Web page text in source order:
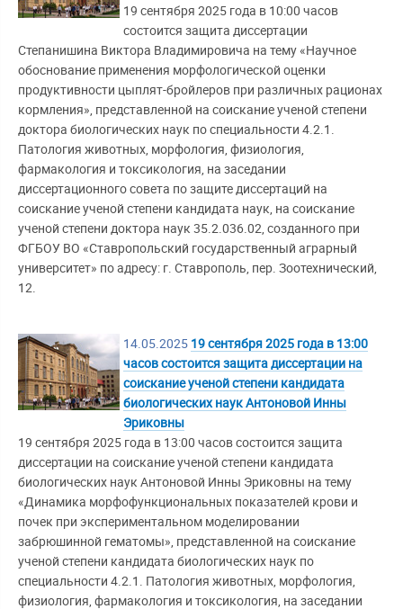
19 сентября 2025 года в 10:00 часов
состоится защита диссертации
Степанишина Виктора Владимировича на тему «Научное
обоснование применения морфологической оценки
продуктивности цыплят-бройлеров при различных рационах
кормления», представленной на соискание ученой степени
доктора биологических наук по специальности 4.2.1.
Патология животных, морфология, физиология,
фармакология и токсикология, на заседании
диссертационного совета по защите диссертаций на
соискание ученой степени кандидата наук, на соискание
ученой степени доктора наук 35.2.036.02, созданного при
ФГБОУ ВО «Ставропольский государственный аграрный
университет» по адресу: г. Ставрополь, пер. Зоотехнический,
12.
14.05.2025 19 сентября 2025 года в 13:00
часов состоится защита диссертации на
соискание ученой степени кандидата
биологических наук Антоновой Инны
Эриковны
19 сентября 2025 года в 13:00 часов состоится защита
диссертации на соискание ученой степени кандидата
биологических наук Антоновой Инны Эриковны на тему
«Динамика морфофункциональных показателей крови и
почек при экспериментальном моделировании
забрюшинной гематомы», представленной на соискание
ученой степени кандидата биологических наук по
специальности 4.2.1. Патология животных, морфология,
физиология, фармакология и токсикология, на заседании